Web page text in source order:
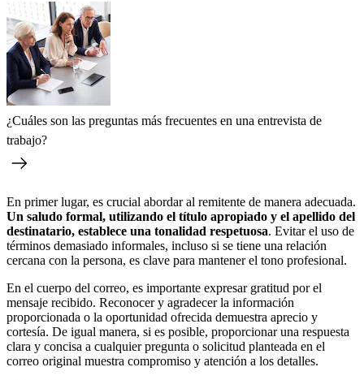
¿Cuáles son las preguntas más frecuentes en una entrevista de
trabajo?
En primer lugar, es crucial abordar al remitente de manera adecuada.
Un saludo formal, utilizando el título apropiado y el apellido del
destinatario, establece una tonalidad respetuosa. Evitar el uso de
términos demasiado informales, incluso si se tiene una relación
cercana con la persona, es clave para mantener el tono profesional.
En el cuerpo del correo, es importante expresar gratitud por el
mensaje recibido. Reconocer y agradecer la información
proporcionada o la oportunidad ofrecida demuestra aprecio y
cortesía. De igual manera, si es posible, proporcionar una respuesta
clara y concisa a cualquier pregunta o solicitud planteada en el
correo original muestra compromiso y atención a los detalles.